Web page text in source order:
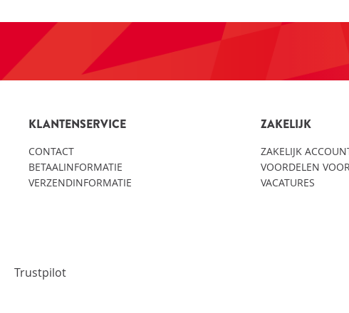
KLANTENSERVICE
CONTACT
BETAALINFORMATIE
VERZENDINFORMATIE
ZAKELIJK
ZAKELIJK
VOORDELEN
VACATURES
Trustpilot